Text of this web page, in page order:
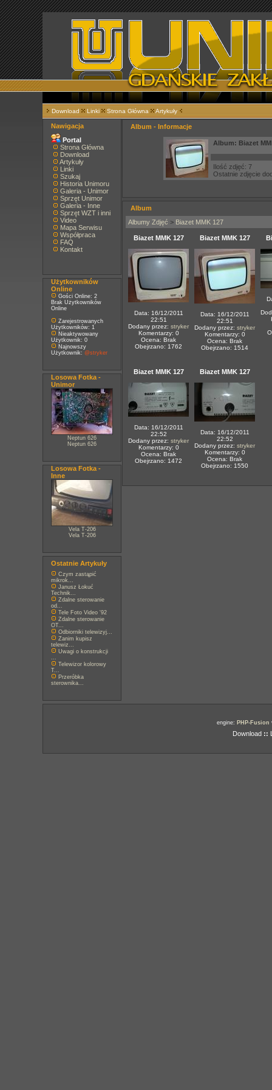
Download Linki Strona Główna Artykuły
Nawigacja
Portal
Strona Główna
Download
Artykuły
Linki
Szukaj
Historia Unimoru
Galeria - Unimor
Sprzęt Unimor
Galeria - Inne
Sprzęt WZT i inni
Video
Mapa Serwisu
Współpraca
FAQ
Kontakt
Użytkowników
Online
Gości Online: 2
Brak Użytkowników
Online
Zarejestrowanych
Użytkowników: 1
Nieaktywowany
Użytkownik: 0
Najnowszy
Użytkownik: @stryker
Losowa Fotka -
Unimor
Neptun 626
Neptun 626
Losowa Fotka -
Inne
Vela T-206
Vela T-206
Ostatnie Artykuły
Czym zastąpić
mikrok...
Janusz Łokuć
Technik...
Zdalne sterowanie
od...
Tele Foto Video '92
Zdalne sterowanie
OT...
Odbiorniki telewizyj...
Zanim kupisz
telewiz...
Uwagi o konstrukcji
...
Telewizor kolorowy
T...
Przeróbka
sterownika...
Album - Informacje
Album: Biazet
Ilość zdjęć: 7
Ostatnie zdjęcie
Album
Albumy Zdjęć > Biazet MMK 127
Biazet MMK 127
Data: 16/12/2011
22:51
Dodany przez: stryker
Komentarzy: 0
Ocena: Brak
Obejrzano: 1762
Biazet MMK 127
Data: 16/12/2011
22:51
Dodany przez: stryker
Komentarzy: 0
Ocena: Brak
Obejrzano: 1514
Biazet MMK 127
Data: 16/12/2011
22:52
Dodany przez: stryker
Komentarzy: 0
Ocena: Brak
Obejrzano: 1472
Biazet MMK 127
Data: 16/12/2011
22:52
Dodany przez: stryker
Komentarzy: 0
Ocena: Brak
Obejrzano: 1550
engine: PHP-Fusion
Download ::